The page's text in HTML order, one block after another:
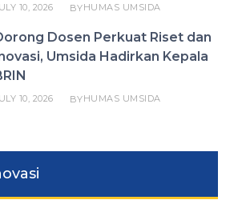
10, 2026 BYHUMAS UMSIDA
Dosen Perkuat Riset dan
Umsida Hadirkan Kepala
10, 2026 BYHUMAS UMSIDA